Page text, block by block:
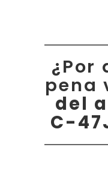
¿Por
pena
del
C-